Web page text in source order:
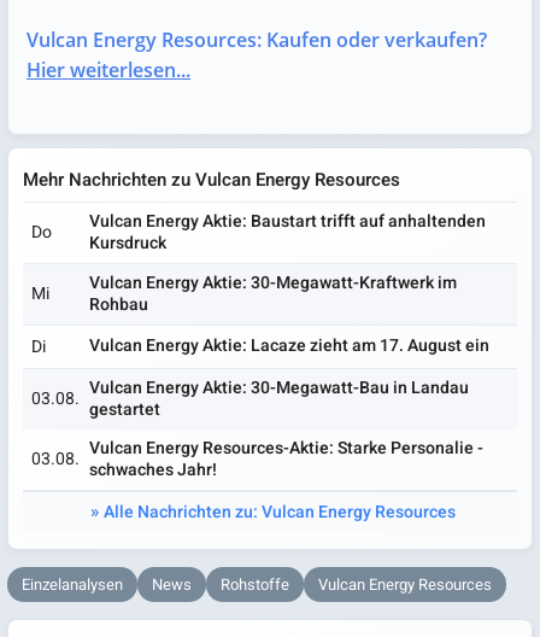
Vulcan Energy Resources: Kaufen oder verkaufen?
Hier weiterlesen...
Mehr Nachrichten zu Vulcan Energy Resources
Do
Vulcan Energy Aktie: Baustart trifft auf anhaltenden
Kursdruck
Mi
Vulcan Energy Aktie: 30-Megawatt-Kraftwerk im
Rohbau
Di
Vulcan Energy Aktie: Lacaze zieht am 17. August ein
03.08. Vulcan Energy Aktie: 30-Megawatt-Bau in Landau
gestartet
03.08. Vulcan Energy Resources-Aktie: Starke Personalie -
schwaches Jahr!
Alle Nachrichten zu: Vulcan Energy Resources
Einzelanalysen News Rohstoffe Vulcan Energy Resources